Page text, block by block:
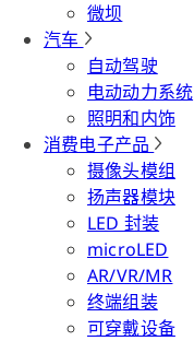
微坝
汽车
自动驾驶
电动动力系统
照明和内饰
消费电子产品
摄像头模组
扬声器模块
LED 封装
microLED
AR/VR/MR
终端组装
可穿戴设备